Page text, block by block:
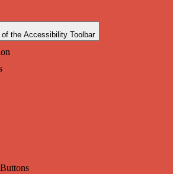
the Accessibility Toolbar